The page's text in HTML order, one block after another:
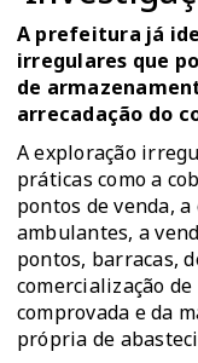
A prefeitura já
irregulares que
de
arrecadação do
A exploração
práticas como a
pontos de venda,
ambulantes, a
pontos, barracas,
comercialização
comprovada e da
própria de